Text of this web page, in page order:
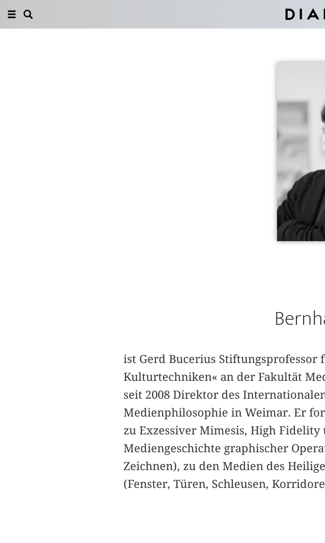
ist Gerd Bucerius Stiftungsprofessor
Kulturtechniken« an der Fakultät
seit 2008 Direktor des
Medienphilosophie in Weimar. Er
zu Exzessiver Mimesis, High
Mediengeschichte graphischer
Zeichnen), zu den Medien des
(Fenster, Türen, Schleusen,